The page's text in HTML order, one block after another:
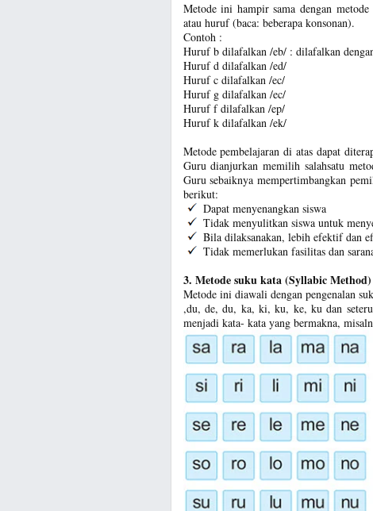
Metode ini hampir sama dengan
atau huruf (baca: beberapa konsonan).
Contoh :
Huruf b dilafalkan /eb/ : dilafalkan
Huruf d dilafalkan /ed/
Huruf c dilafalkan /ec/
Huruf g dilafalkan /ec/
Huruf f dilafalkan /ep/
Huruf k dilafalkan /ek/
Metode pembelajaran di atas dapat
Guru dianjurkan memilih salahsatu
Guru sebaiknya mempertimbangkan
berikut:
Dapat menyenangkan siswa
Tidak menyulitkan siswa untuk
Bila dilaksanakan, lebih efektif dan
Tidak memerlukan fasilitas dan
3. Metode suku kata (Syllabic Method)
Metode ini diawali dengan pengenalan
,du, de, du, ka, ki, ku, ke, ku dan
menjadi kata- kata yang bermakna,